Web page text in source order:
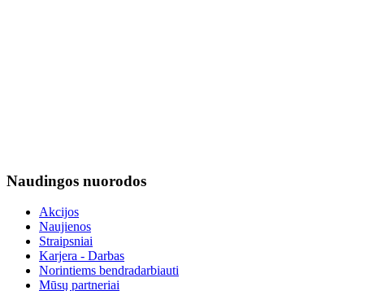
Naudingos nuorodos
Akcijos
Naujienos
Straipsniai
Karjera - Darbas
Norintiems bendradarbiauti
Mūsų partneriai